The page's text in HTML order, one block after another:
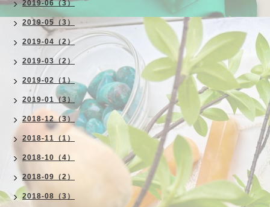
2019-06（3）
2019-05（3）
2019-04（2）
2019-03（2）
2019-02（1）
2019-01（3）
2018-12（3）
2018-11（1）
2018-10（4）
2018-09（2）
2018-08（3）